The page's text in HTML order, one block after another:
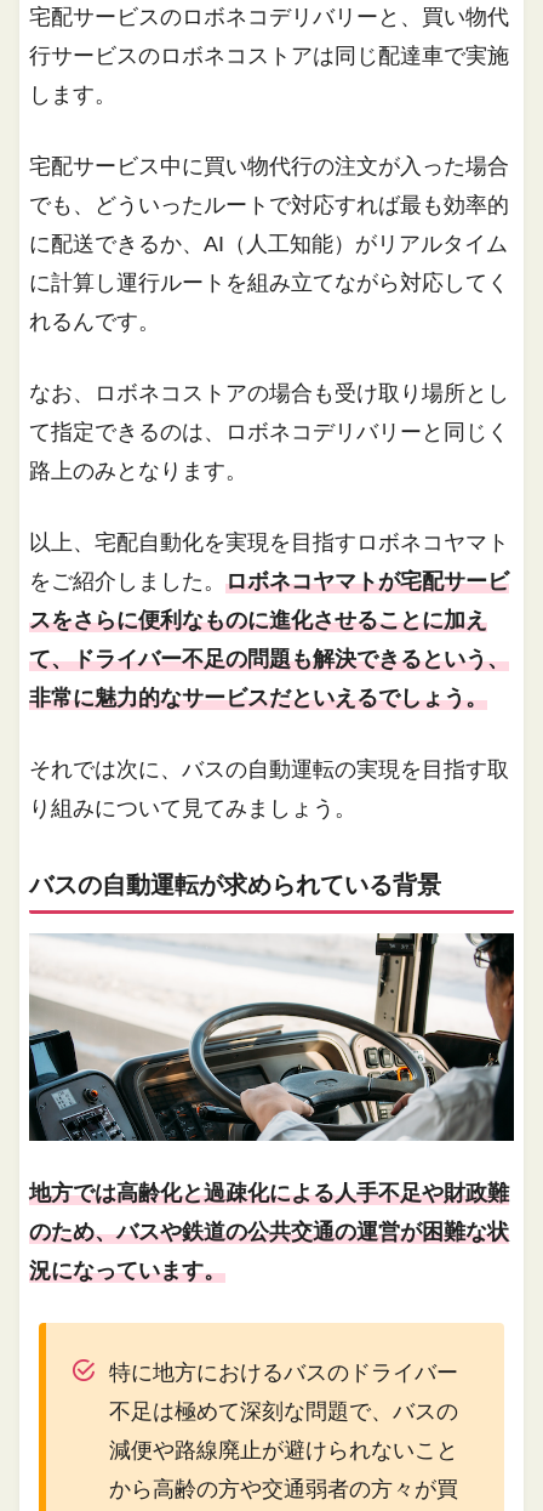
宅配サービスのロボネコデリバリーと、買い物代
行サービスのロボネコストアは同じ配達車で実施
します。
宅配サービス中に買い物代行の注文が入った場合
でも、どういったルートで対応すれば最も効率的
に配送できるか、AI（人工知能）がリアルタイム
に計算し運行ルートを組み立てながら対応してく
れるんです。
なお、ロボネコストアの場合も受け取り場所とし
て指定できるのは、ロボネコデリバリーと同じく
路上のみとなります。
以上、宅配自動化を実現を目指すロボネコヤマト
をご紹介しました。ロボネコヤマトが宅配サービ
スをさらに便利なものに進化させることに加え
て、ドライバー不足の問題も解決できるという、
非常に魅力的なサービスだといえるでしょう。
それでは次に、バスの自動運転の実現を目指す取
り組みについて見てみましょう。
バスの自動運転が求められている背景
地方では高齢化と過疎化による人手不足や財政難
のため、バスや鉄道の公共交通の運営が困難な状
況になっています。
特に地方におけるバスのドライバー
不足は極めて深刻な問題で、バスの
減便や路線廃止が避けられないこと
から高齢の方や交通弱者の方々が買